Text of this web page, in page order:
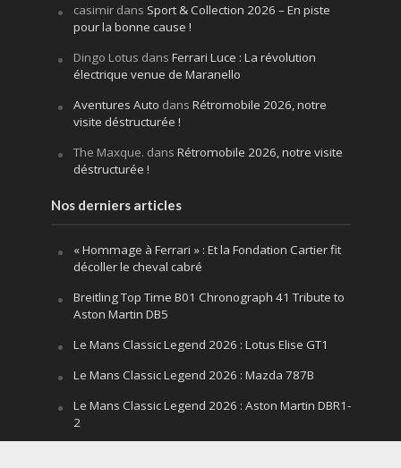
casimirdans Sport & Collection 2026 – En piste
pour la bonne cause !
Dingo Lotus dans Ferrari Luce : La révolution
électrique venue de Maranello
Aventures Auto dans Rétromobile 2026, notre
visite déstructurée !
The Maxque. dans Rétromobile 2026, notre visite
déstructurée !
Nos derniers articles
« Hommage à Ferrari » : Et la Fondation Cartier fit
décoller le cheval cabré
Breitling Top Time B01 Chronograph 41 Tribute to
Aston Martin DB5
Le Mans Classic Legend 2026 : Lotus Elise GT1
Le Mans Classic Legend 2026 : Mazda 787B
Le Mans Classic Legend 2026 : Aston Martin DBR1-
2